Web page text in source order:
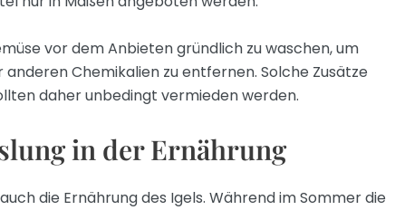
vor dem Anbieten gründlich zu waschen, um
Chemikalien zu entfernen. Solche Zusätze
daher unbedingt vermieden werden.
in der Ernährung
die Ernährung des Igels. Während im Sommer die